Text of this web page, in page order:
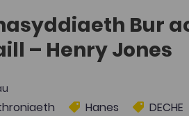
Bur
– Henry Jones
Hanes
DECHE